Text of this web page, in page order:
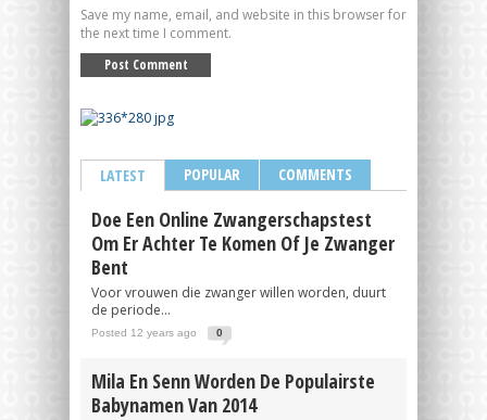
Save my name, email, and website in this browser for
the next time I comment.
LATEST POPULAR COMMENTS
Doe Een Online Zwangerschapstest
Om Er Achter Te Komen Of Je Zwanger
Bent
Voor vrouwen die zwanger willen worden, duurt
de periode...
Posted 12 years ago 0
Mila En Senn Worden De Populairste
Babynamen Van 2014